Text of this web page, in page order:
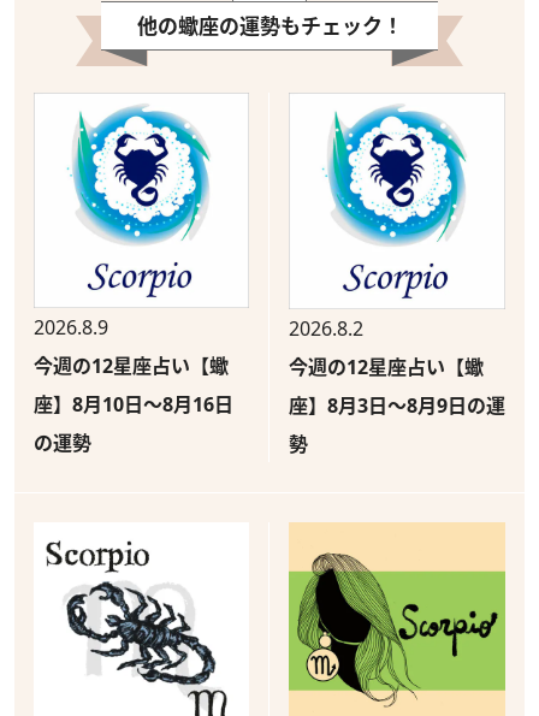
他の蠍座の運勢もチェック！
2026.8.9
今週の12星座占い【蠍
座】8月10日～8月16日
の運勢
2026.8.2
今週の12星座占い【蠍
座】8月3日～8月9日の運
勢